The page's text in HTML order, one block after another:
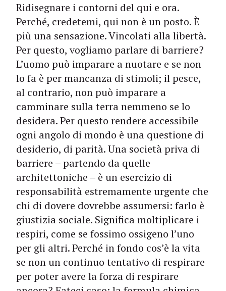
Ridisegnare i contorni del qui e ora.
Perché, credetemi, qui non è un posto. È
più una sensazione. Vincolati alla libertà.
Per questo, vogliamo parlare di barriere?
L’uomo può imparare a nuotare e se non
lo fa è per mancanza di stimoli; il pesce,
al contrario, non può imparare a
camminare sulla terra nemmeno se lo
desidera. Per questo rendere accessibile
ogni angolo di mondo è una questione di
desiderio, di parità. Una società priva di
barriere – partendo da quelle
architettoniche – è un esercizio di
responsabilità estremamente urgente che
chi di dovere dovrebbe assumersi: farlo è
giustizia sociale. Significa moltiplicare i
respiri, come se fossimo ossigeno l’uno
per gli altri. Perché in fondo cos’è la vita
se non un continuo tentativo di respirare
per poter avere la forza di respirare